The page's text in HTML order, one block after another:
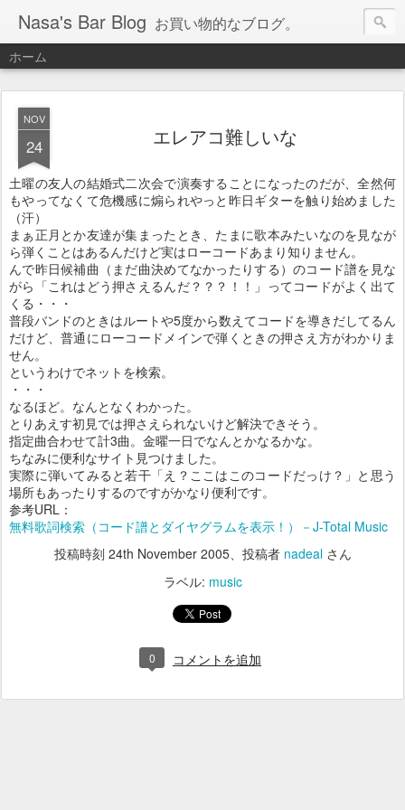
Nasa's Bar Blog お買い物的なブログ。
ホーム
NOV
24 エレアコ難しいな
土曜の友人の結婚式二次会で演奏することになったのだが、全然何
もやってなくて危機感に煽られやっと昨日ギターを触り始めました
（汗）
まぁ正月とか友達が集まったとき、たまに歌本みたいなのを見なが
ら弾くことはあるんだけど実はローコードあまり知りません。
んで昨日候補曲（まだ曲決めてなかったりする）のコード譜を見な
がら「これはどう押さえるんだ？？？！！」ってコードがよく出て
くる・・・
普段バンドのときはルートや5度から数えてコードを導きだしてるん
だけど、普通にローコードメインで弾くときの押さえ方がわかりま
せん。
というわけでネットを検索。
・・・
なるほど。なんとなくわかった。
とりあえす初見では押さえられないけど解決できそう。
指定曲合わせて計3曲。金曜一日でなんとかなるかな。
ちなみに便利なサイト見つけました。
実際に弾いてみると若干「え？ここはこのコードだっけ？」と思う
場所もあったりするのですがかなり便利です。
参考URL：
無料歌詞検索（コード譜とダイヤグラムを表示！）－J-Total Music
投稿時刻 24th November 2005、投稿者 nadealさん
ラベル: music
0 コメントを追加